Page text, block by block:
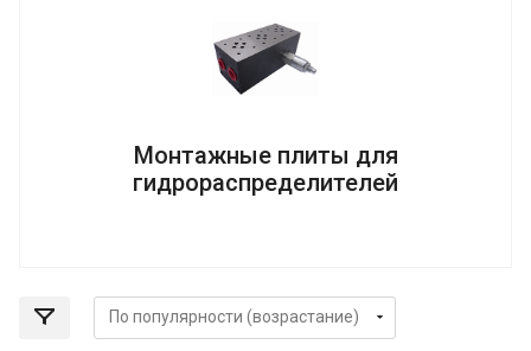
Монтажные плиты для
гидрораспределителей